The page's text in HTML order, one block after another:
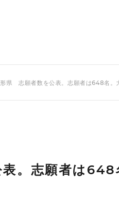
県 志願者数を公表。志願者は648名。
。志願者は648